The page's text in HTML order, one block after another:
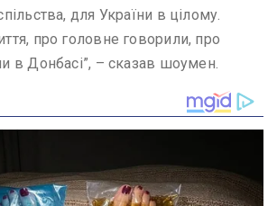
для України в цілому.
про головне говорили, про
в Донбасі”, – сказав шоумен.